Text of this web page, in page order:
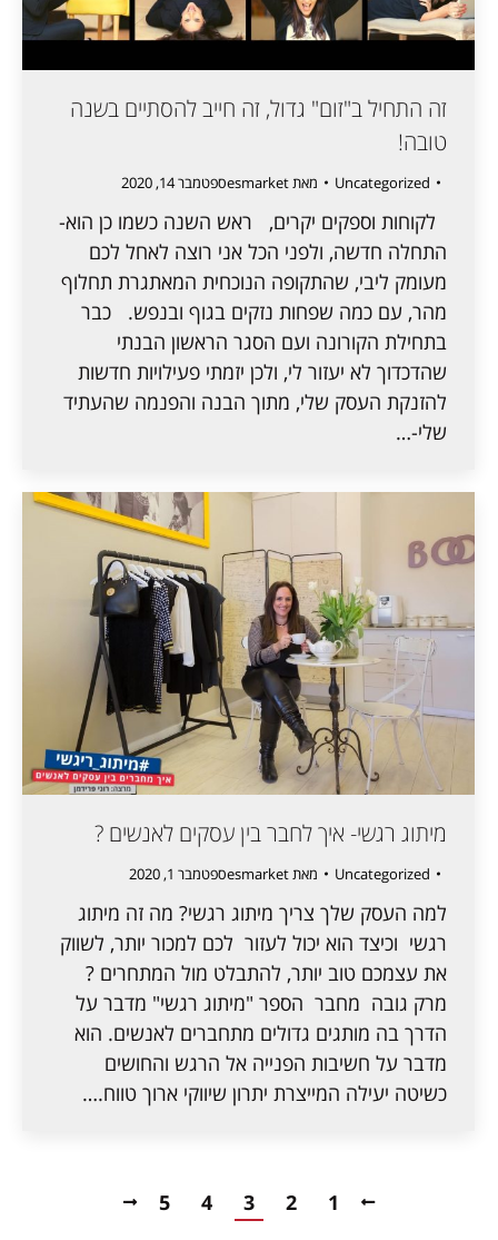
זה התחיל ב"זום" גדול, זה חייב להסתיים בשנה
טובה!
Uncategorized מאתesmarketספטמבר 14, 2020
לקוחות וספקים יקרים, ראש השנה כשמו כן הוא-
התחלה חדשה, ולפני הכל אני רוצה לאחל לכם
מעומק ליבי, שהתקופה הנוכחית המאתגרת תחלוף
מהר, עם כמה שפחות נזקים בגוף ובנפש. כבר
בתחילת הקורונה ועם הסגר הראשון הבנתי
שהדכדוך לא יעזור לי, ולכן יזמתי פעילויות חדשות
להזנקת העסק שלי, מתוך הבנה והפנמה שהעתיד
שלי-…
מיתוג רגשי- איך לחבר בין עסקים לאנשים ?
Uncategorized מאתesmarketספטמבר 1, 2020
למה העסק שלך צריך מיתוג רגשי? מה זה מיתוג
רגשי וכיצד הוא יכול לעזור לכם למכור יותר, לשווק
את עצמכם טוב יותר, להתבלט מול המתחרים ?
מרק גובה מחבר הספר "מיתוג רגשי" מדבר על
הדרך בה מותגים גדולים מתחברים לאנשים. הוא
מדבר על חשיבות הפנייה אל הרגש והחושים
כשיטה יעילה המייצרת יתרון שיווקי ארוך טווח.…
1
2
3
4
5